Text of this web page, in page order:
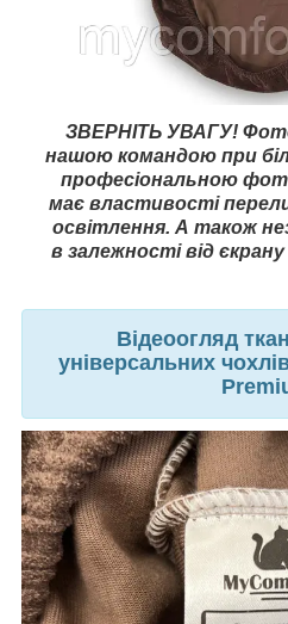
ЗВЕРНІТЬ УВАГУ!
нашою командою при
професіональною
має властивості
освітлення. А також
в залежності від
Відеоогляд
універсальних